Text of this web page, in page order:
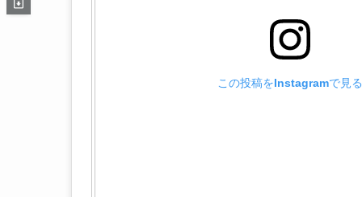
この投稿をInstagramで見る